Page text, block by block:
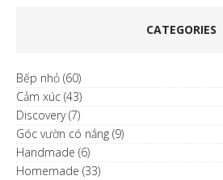
CATEGORIES
Bếp nhỏ (60)
Cảm xúc (43)
Discovery(7)
Góc vườn có nắng (9)
Handmade (6)
Homemade (33)